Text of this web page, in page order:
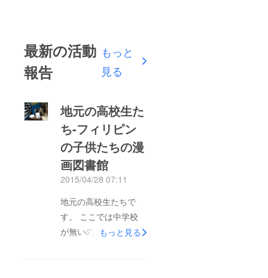
最新の活動
報告
もっと
見る
地元の高校生た
ち-フィリピン
の子供たちの漫
画図書館
2015/04/28 07:11
地元の高校生たちで
す。 ここでは中学校
が無いので年齢的には
もっと見る